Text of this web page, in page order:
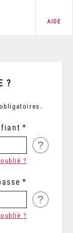
AIDE
?
?
?
?
?